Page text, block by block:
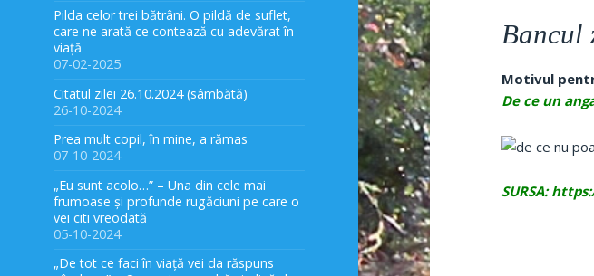
Pilda celor trei bătrâni. O pildă de suflet,
care ne arată ce contează cu adevărat în
viață
07-02-2025
Citatul zilei 26.10.2024 (sâmbătă)
26-10-2024
Prea mult copil, în mine, a rămas
07-10-2024
„Eu sunt acolo…” – Una din cele mai
frumoase și profunde rugăciuni pe care o
vei citi vreodată
05-10-2024
„De tot ce faci în viață vei da răspuns
Bancul
Motivul
De ce un
SURSA: